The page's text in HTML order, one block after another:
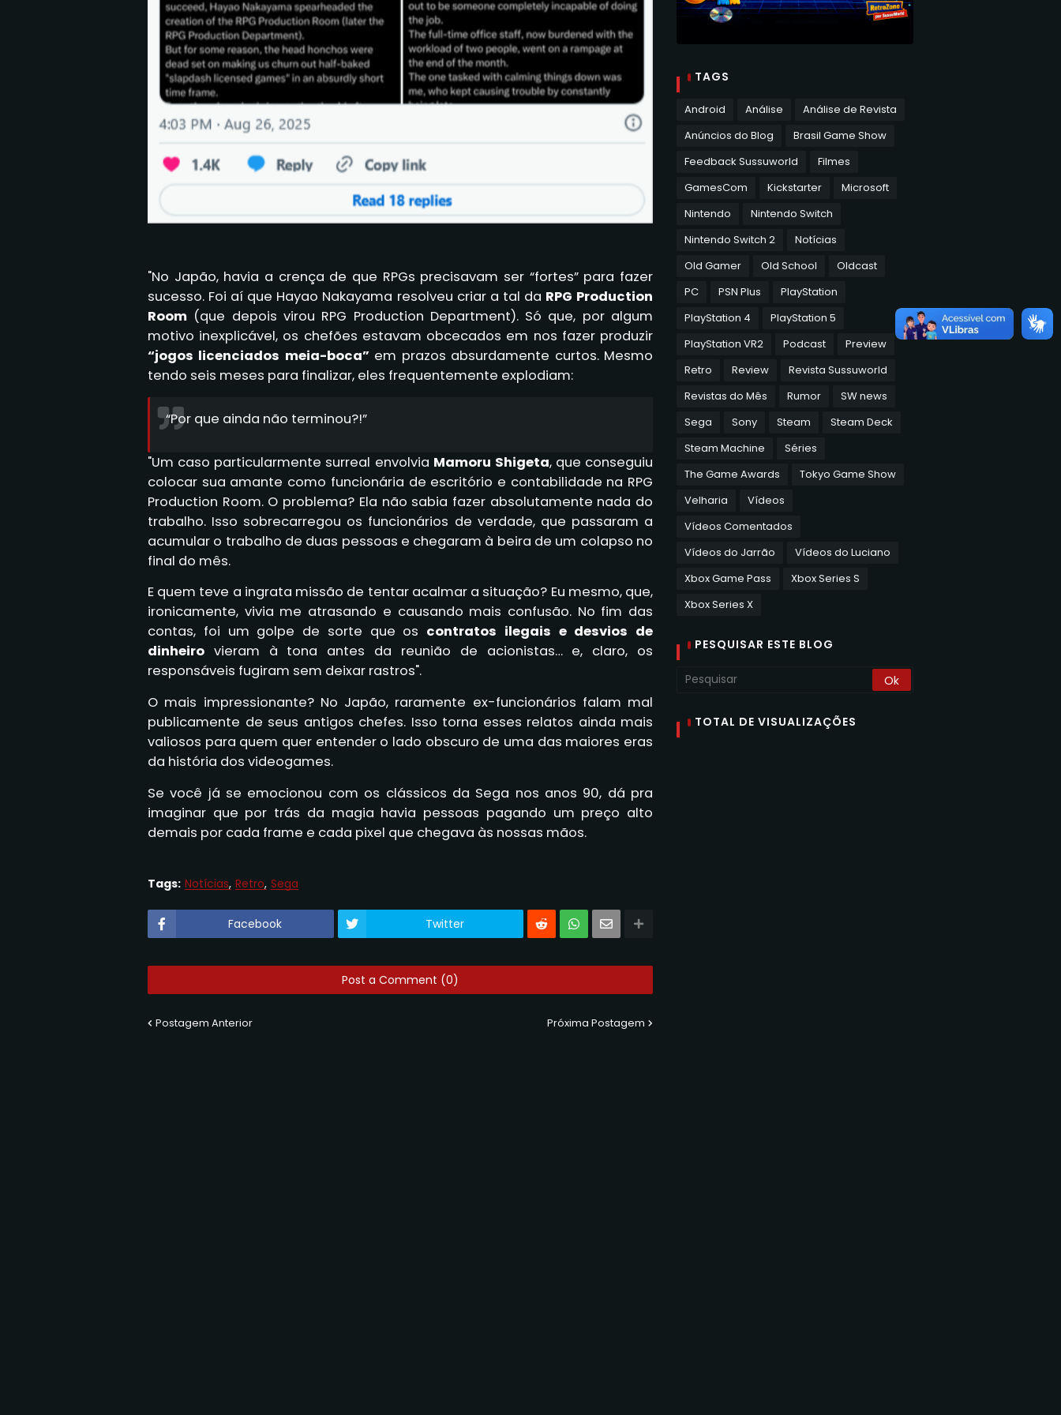
"No Japão, havia a crença de que RPGs precisavam ser “fortes” para fazer
sucesso. Foi aí que Hayao Nakayama resolveu criar a tal da RPG Production
Room (que depois virou RPG Production Department). Só que, por algum
motivo inexplicável, os chefões estavam obcecados em nos fazer produzir
“jogos licenciados meia-boca” em prazos absurdamente curtos. Mesmo
tendo seis meses para finalizar, eles frequentemente explodiam:
“Por que ainda não terminou?!”
"Um caso particularmente surreal envolvia Mamoru Shigeta, que conseguiu
colocar sua amante como funcionária de escritório e contabilidade na RPG
Production Room. O problema? Ela não sabia fazer absolutamente nada do
trabalho. Isso sobrecarregou os funcionários de verdade, que passaram a
acumular o trabalho de duas pessoas e chegaram à beira de um colapso no
final do mês.
E quem teve a ingrata missão de tentar acalmar a situação? Eu mesmo, que,
ironicamente, vivia me atrasando e causando mais confusão. No fim das
contas, foi um golpe de sorte que os contratos ilegais e desvios de
dinheiro vieram à tona antes da reunião de acionistas… e, claro, os
responsáveis fugiram sem deixar rastros".
O mais impressionante? No Japão, raramente ex-funcionários falam mal
publicamente de seus antigos chefes. Isso torna esses relatos ainda mais
valiosos para quem quer entender o lado obscuro de uma das maiores eras
da história dos videogames.
Se você já se emocionou com os clássicos da Sega nos anos 90, dá pra
imaginar que por trás da magia havia pessoas pagando um preço alto
demais por cada frame e cada pixel que chegava às nossas mãos.
Tags: Notícias Retro Sega
Facebook Twitter
Post a Comment (0)
Postagem Anterior Próxima Postagem
TAGS
Android Análise
Análise de Revista
Anúncios do Blog
Brasil Game Show
Feedback Sussuworld
Filmes
GamesCom
Kickstarter
Microsoft
Nintendo
Nintendo Switch
Nintendo Switch 2
Notícias
Old Gamer
Old School
Oldcast
PC
PSN Plus
PlayStation
PlayStation 4
PlayStation 5
PlayStation VR2
Podcast
Preview
Retro
Review
Revista Sussuworld
Revistas do Mês
Rumor
SW news
Sega
Sony Steam
Steam Deck
Steam Machine
Séries
The Game Awards
Tokyo Game Show
Velharia
Vídeos
Vídeos Comentados
Vídeos do Jarrão
Vídeos do Luciano
Xbox Game Pass
Xbox Series S
Xbox Series X
PESQUISAR ESTE BLOG
TOTAL DE VISUALIZAÇÕES